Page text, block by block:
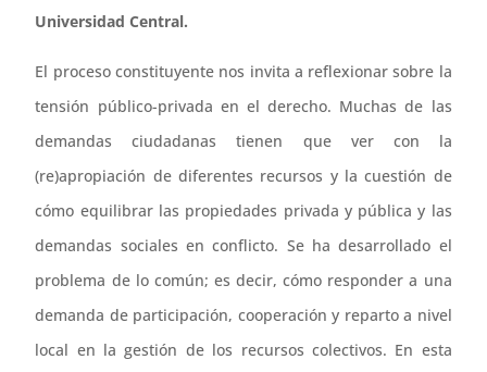
Universidad Central.
El proceso constituyente nos invita a reflexionar sobre la
tensión público-privada en el derecho. Muchas de las
demandas ciudadanas tienen que ver con la
(re)apropiación de diferentes recursos y la cuestión de
cómo equilibrar las propiedades privada y pública y las
demandas sociales en conflicto. Se ha desarrollado el
problema de lo común; es decir, cómo responder a una
demanda de participación, cooperación y reparto a nivel
local en la gestión de los recursos colectivos. En esta